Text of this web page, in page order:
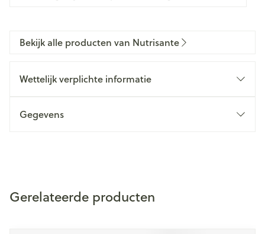
Bekijk alle producten van Nutrisante
Wettelijk verplichte informatie
Gegevens
Gerelateerde producten